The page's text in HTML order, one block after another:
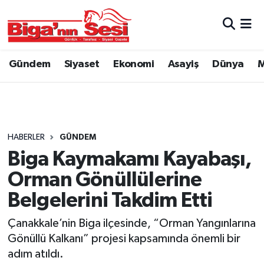
Gündem Siyaset Ekonomi Asayiş Dünya
HABERLER GÜNDEM
Biga Kaymakamı Kayabaşı,
Orman Gönüllülerine
Belgelerini Takdim Etti
Çanakkale’nin Biga ilçesinde, “Orman Yangınlarına
Gönüllü Kalkanı” projesi kapsamında önemli bir
adım atıldı.
Asayiş
Belediye
Dünya
Eğitim
Ekonomi
Genel
Çanakkale Hava Durumu
Tüm Manşetler
Son Dakika Haberleri
Haber Arşivi